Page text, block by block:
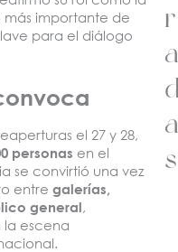
importante de
para el diálogo
el 27 y 28,
personas en el
se convirtió una vez
entre galerías,
general
la escena
r
a
a
s